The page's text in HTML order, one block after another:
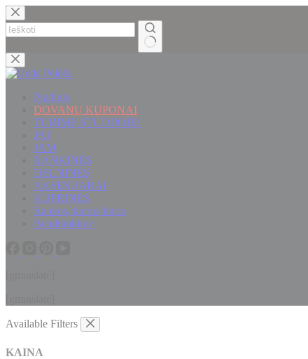
Skip
to
content
No
results
Pradinis
DOVANŲ KUPONAI
TURIME STUDIJOJE!
JAI
JAM
RANKINĖS
DELNINĖS
AKSESUARAI
KUPRINĖS
Rankos, kurios kuria
Bendraukime
Available Filters
KAINA